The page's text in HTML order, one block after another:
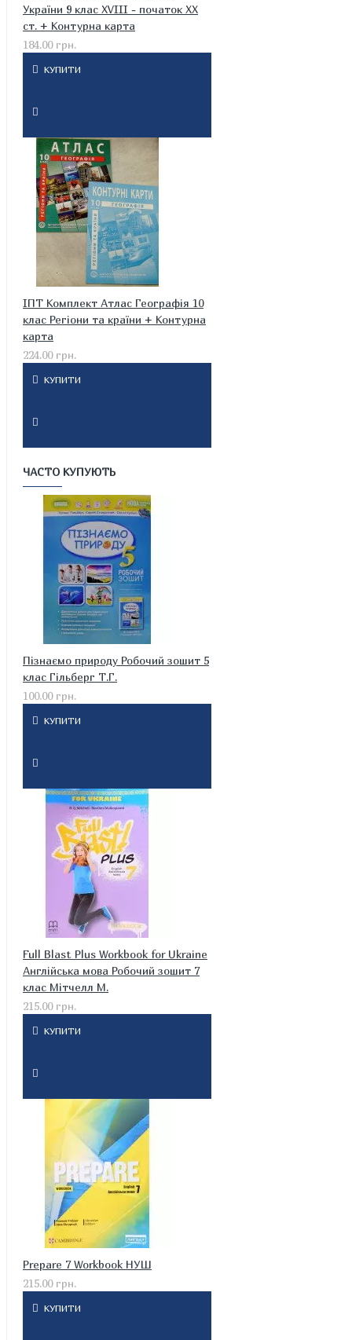
України 9 клас XVIII - початок XX
ст. + Контурна карта
184.00 грн.
КУПИТИ
ІПТ Комплект Атлас Географія 10
клас Регіони та країни + Контурна
карта
224.00 грн.
КУПИТИ
ЧАСТО КУПУЮТЬ
Пізнаємо природу Робочий зошит 5
клас Гільберг Т.Г.
100.00 грн.
КУПИТИ
Full Blast Plus Workbook for Ukraine
Англійська мова Робочий зошит 7
клас Мітчелл М.
215.00 грн.
КУПИТИ
Prepare 7 Workbook НУШ
215.00 грн.
КУПИТИ